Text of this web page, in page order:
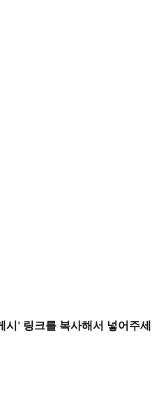
' 링크를 복사해서 넣어주세